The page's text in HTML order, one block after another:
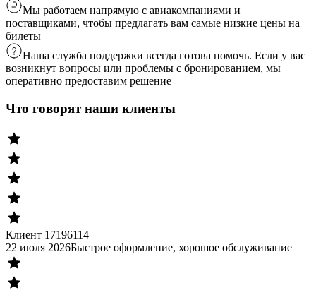
Мы работаем напрямую с авиакомпаниями и
поставщиками, чтобы предлагать вам самые низкие цены на
билеты
Наша служба поддержки всегда готова помочь. Если у вас
возникнут вопросы или проблемы с бронированием, мы
оперативно предоставим решение
Что говорят наши клиенты
Клиент 17196114
22 июля 2026Быстрое оформление, хорошое обслуживание